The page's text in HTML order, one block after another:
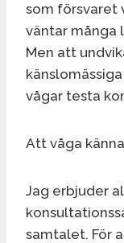
som försvaret
väntar många
Men att
vågar testa
Att våga
Jag erbjuder
samtalet. För